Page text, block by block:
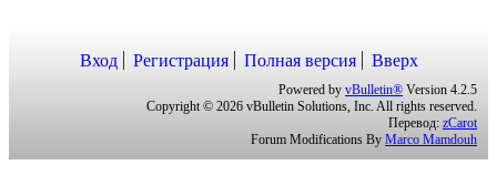
Вход Регистрация Полная версия Вверх
Powered by vBulletin® Version 4.2.5
Copyright © 2026 vBulletin Solutions, Inc. All rights reserved.
Перевод: zCarot
Forum Modifications By Marco Mamdouh